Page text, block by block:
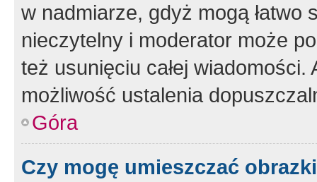
w nadmiarze, gdyż mogą
nieczytelny i moderator może
też usunięciu całej
możliwość ustalenia
Góra
Czy mogę umieszczać